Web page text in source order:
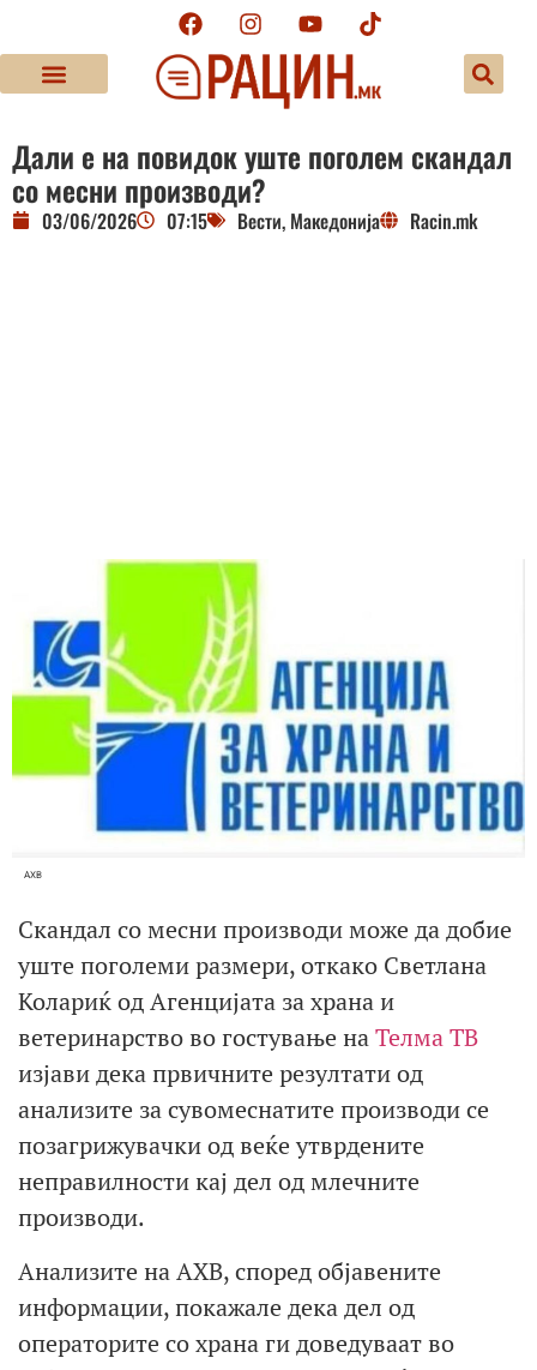
Дали е на повидок уште поголем скандал
со месни производи?
03/06/2026 07:15 Вести, Македонија Racin.mk
АХВ
Скандал со месни производи може да добие
уште поголеми размери, откако Светлана
Колариќ од Агенцијата за храна и
ветеринарство во гостување наТелма ТВ
изјави дека првичните резултати од
анализите за сувомеснатите производи се
позагрижувачки од веќе утврдените
неправилности кај дел од млечните
производи.
Анализите на АХВ, според објавените
информации, покажале дека дел од
операторите со храна ги доведуваат во